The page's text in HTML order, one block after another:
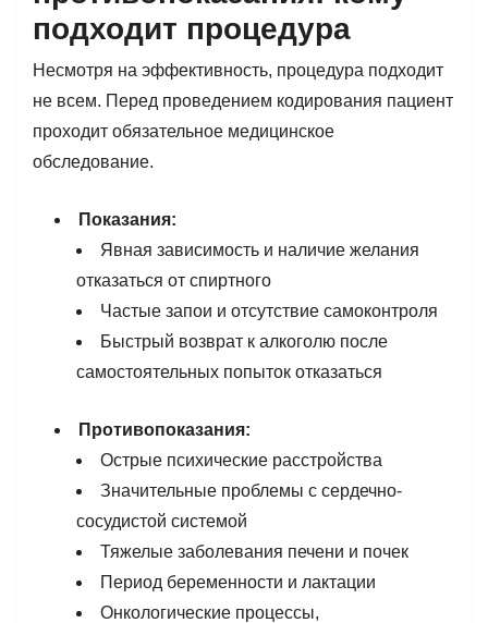
подходит процедура
Несмотря на эффективность, процедура подходит
не всем. Перед проведением кодирования пациент
проходит обязательное медицинское
обследование.
Показания:
Явная зависимость и наличие желания
отказаться от спиртного
Частые запои и отсутствие самоконтроля
Быстрый возврат к алкоголю после
самостоятельных попыток отказаться
Противопоказания:
Острые психические расстройства
Значительные проблемы с сердечно-
сосудистой системой
Тяжелые заболевания печени и почек
Период беременности и лактации
Онкологические процессы,